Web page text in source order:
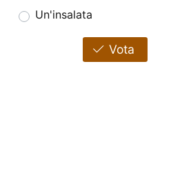
Un'insalata
Vota